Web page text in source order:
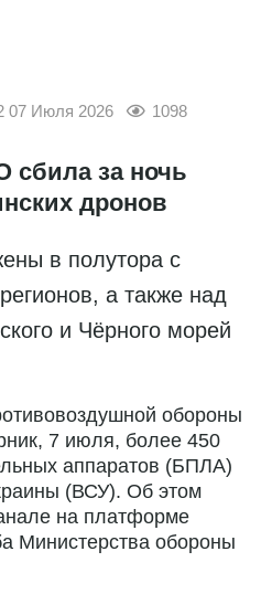
07 Июля 2026 1098
сбила за ночь
дронов
в полутора с
а также над
и Чёрного морей
обороны
7 июля, более 450
аппаратов (БПЛА)
(ВСУ). Об этом
на платформе
Министерства обороны